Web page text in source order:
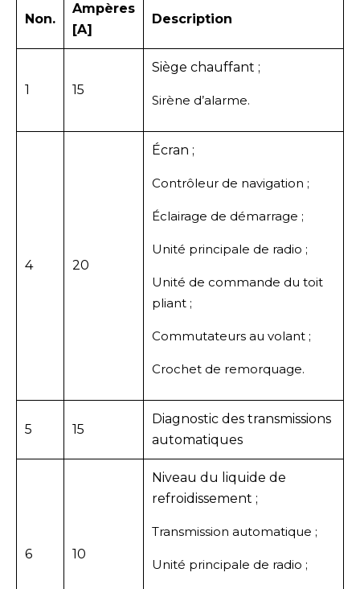
Non.
Ampères
[A]
Description
1 15
Siège chauffant ;
Sirène d’alarme.
4 20
Écran ;
Contrôleur de navigation ;
Éclairage de démarrage ;
Unité principale de radio ;
Unité de commande du toit
pliant ;
Commutateurs au volant ;
Crochet de remorquage.
5 15
Diagnostic des transmissions
automatiques
6 10
Niveau du liquide de
refroidissement ;
Transmission automatique ;
Unité principale de radio ;